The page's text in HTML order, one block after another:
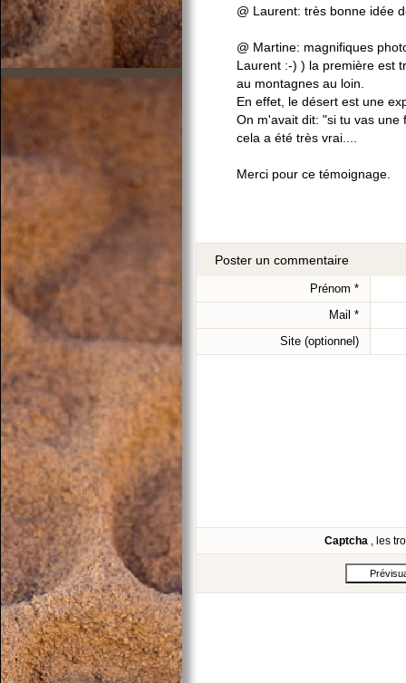
@ Laurent: très bonne idée
@ Martine: magnifiques
Laurent :-) ) la première est
au montagnes au loin.
En effet, le désert est une
On m'avait dit: "si tu vas
cela a été très vrai....
Merci pour ce témoignage.
Poster un commentaire
Prénom *
Mail *
Site (optionnel)
Captcha , les